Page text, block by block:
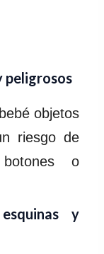
peligrosos
objetos
riesgo de
o
y